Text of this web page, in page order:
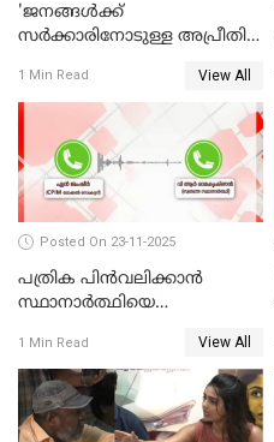
'ജനങ്ങള്‍ക്ക്
സര്‍ക്കാരിനോടുള്ള അപ്രീതി
പ്രതിഫലിക്കും'; കെ.സി
വേണുഗോപാല്‍ WATCH
1 Min Read View All
Posted On 23-11-2025
പത്രിക പിന്‍വലിക്കാന്‍
സ്ഥാനാര്‍ത്ഥിയെ
WATCH VIDEO
1 Min Read View All